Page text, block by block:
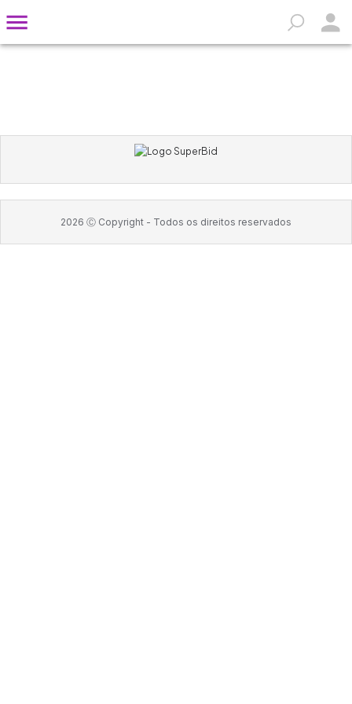
2026 Ⓒ Copyright - Todos os direitos reservados